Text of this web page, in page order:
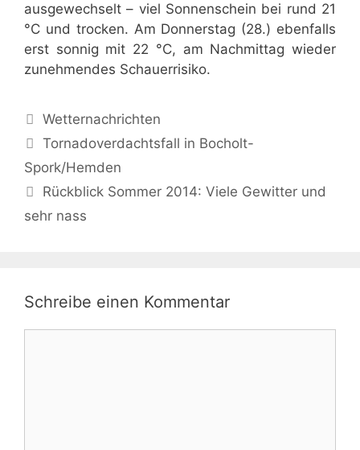
ausgewechselt – viel Sonnenschein bei rund 21
°C und trocken. Am Donnerstag (28.) ebenfalls
erst sonnig mit 22 °C, am Nachmittag wieder
zunehmendes Schauerrisiko.
Kategorien
Wetternachrichten
Tornadoverdachtsfall in Bocholt-
Spork/Hemden
Rückblick Sommer 2014: Viele Gewitter und
sehr nass
Schreibe einen Kommentar